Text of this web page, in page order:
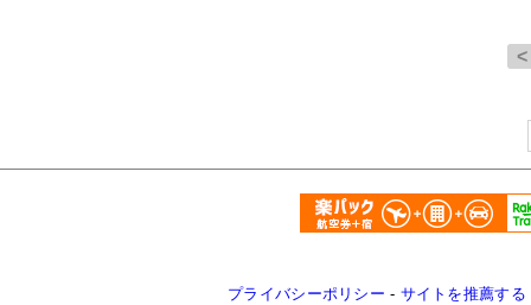
プライバシーポリシー - サイトを推薦する